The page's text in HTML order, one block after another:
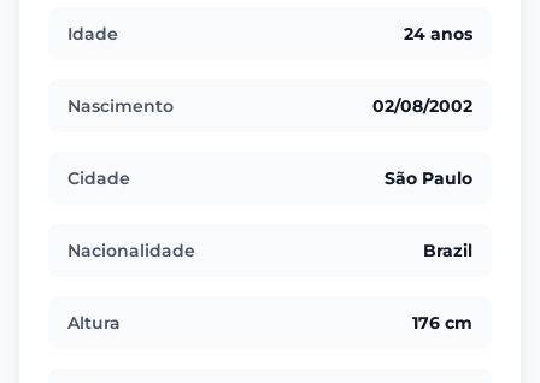
Idade 24 anos
Nascimento 02/08/2002
Cidade São Paulo
Nacionalidade Brazil
Altura 176 cm